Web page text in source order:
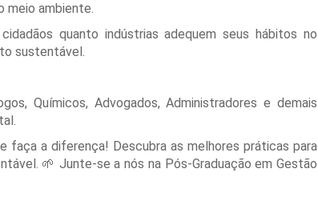
meio ambiente.
quanto indústrias adequem seus hábitos no
sustentável.
Químicos, Advogados, Administradores e demais
a diferença! Descubra as melhores práticas para
🌱 Junte-se a nós na Pós-Graduação em Gestão